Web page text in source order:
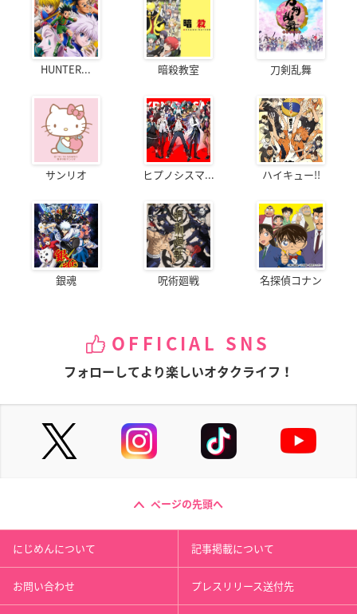
HUNTER... 暗殺教室 刀剣乱舞
サンリオ ヒプノシスマ... ハイキュー!!
銀魂 呪術廻戦 名探偵コナン
OFFICIAL SNS
フォローしてより楽しいオタクライフ！
ページの先頭へ
にじめんについて 記事掲載について
お問い合わせ プレスリリース送付先